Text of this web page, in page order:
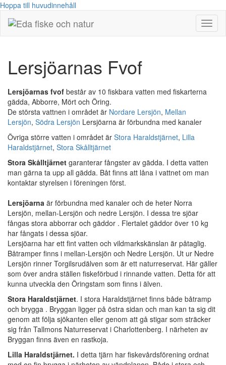
Hoppa till huvudinnehåll
Visa/
meny
Lersjöarnas Fvof
Lersjöarnas fvof består av 10 fiskbara vatten med fiskarterna
gädda, Abborre, Mört och Öring.
De största vattnen i området är Nordare Lersjön, Mellan
Lersjön, Södra Lersjön Lersjöarna är förbundna med kanaler
Övriga större vatten i området är Stora Haraldstjärnet, Lilla
Haraldstjärnet, Stora Skålltjärnet
Stora Skålltjärnet garanterar fångster av gädda. I detta vatten
man gärna ta upp all gädda. Båt finns att låna i vattnet om man
kontaktar styrelsen i föreningen först.
Lersjöarna är förbundna med kanaler och de heter Norra
Lersjön, mellan-Lersjön och nedre Lersjön. I dessa tre sjöar
fångas stora abborrar och gäddor . Flertalet gäddor över 10 kg
har fångats i dessa sjöar.
Lersjöarna har ett fint vatten och vildmarkskänslan är påtaglig.
Båtramper finns i mellan-Lersjön och Nedre Lersjön. Ut ur Nedre
Lersjön rinner Torgilsrudälven som är ett naturreservat. Här gäller
som över andra ställen fiskeförbud i rinnande vatten. Detta för att
kunna utveckla den Öringstam som finns i älven.
Stora Haraldstjärnet. I stora Haraldstjärnet finns både båtramp
och brygga . Bryggan ligger på östra sidan och man kan ta sig dit
genom att följa sjökanten eller genom att gå stigar som sträcker
sig från Tallmons Naturreservat i Charlottenberg. I närheten av
Bryggan finns även en rastkoja.
Lilla Haraldstjärnet. I detta tjärn har fiskevårdsförening ordnat